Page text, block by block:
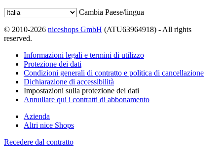
Cambia Paese/lingua
© 2010-2026 niceshops GmbH (ATU63964918) - All rights
reserved.
Informazioni legali e termini di utilizzo
Protezione dei dati
Condizioni generali di contratto e politica di cancellazione
Dichiarazione di accessibilità
Impostazioni sulla protezione dei dati
Annullare qui i contratti di abbonamento
Azienda
Altri nice Shops
Recedere dal contratto